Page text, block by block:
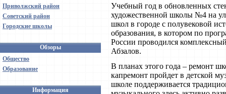
Приволжский район
Советский район
Городские школы
Обзоры
Общество
Образование
Информация
Учебный год в обновленных
художественной школы №4 на
школ в городе с полувековой
образования, в котором по
России проводился
Абзалов.
В планах этого года – ремонт
капремонт пройдет в детской
школе поддерживается